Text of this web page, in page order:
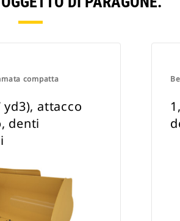
compatta
yd3), attacco
denti